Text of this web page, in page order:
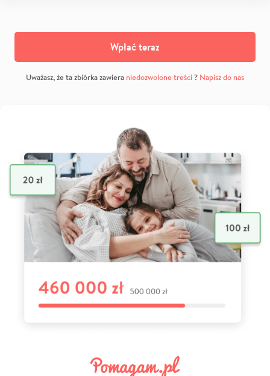
Wpłać teraz
Uważasz, że ta zbiórka zawiera niedozwolone treści? Napisz do nas